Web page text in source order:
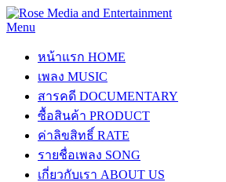
Menu
หน้าแรก HOME
เพลง MUSIC
สารคดี DOCUMENTARY
ซื้อสินค้า PRODUCT
ค่าลิขสิทธิ์ RATE
รายชื่อเพลง SONG
เกี่ยวกับเรา ABOUT US